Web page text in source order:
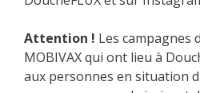
Attention ! Les campagnes
MOBIVAX qui ont lieu à
aux personnes en situation